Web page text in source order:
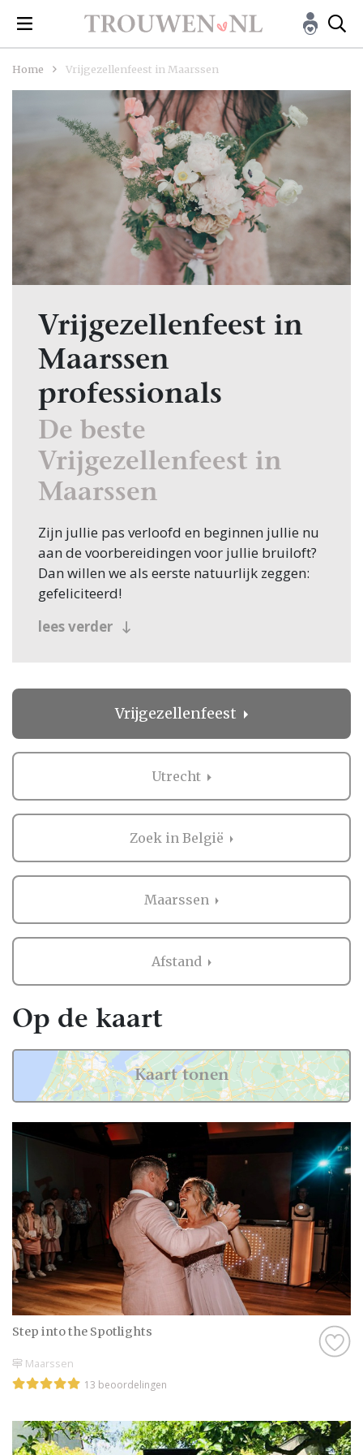
Home Vrijgezellenfeest in Maarssen
Vrijgezellenfeest in
Maarssen
professionals
De beste
Vrijgezellenfeest in
Maarssen
Zijn jullie pas verloofd en beginnen jullie nu
aan de voorbereidingen voor jullie bruiloft?
Dan willen we als eerste natuurlijk zeggen:
gefeliciteerd!
Veel bruidsparen beginnen hun zoektocht
van jullie bruiloft. Bovendien vind je op
Trouwen.nl alle professionals voor je
Voor zowel Vrijgezellenfeest als vele andere
onderdelen voor de bruiloft kan je op
Trouwen.nl veel inspiratie vinden. En heb je
iets gezien dat je aanspreekt? Dan kan je
direct contact opnemen bij de professional
Vrijgezellenfeest in Maarssen
Zaken regelen voor jullie bruiloft is erg
belangrijk. Het is dus niet zo gek dat je
graag eerst ervaringen van andere
bruidsparen leest over Vrijgezellenfeest in
Maarssen. Want zij hebben het live ervaren
en zijn natuurlijk kritische beoordelaars!
Daarom hebben wij bij elke professional op
onze website een beoordeling van echte
bruidsparen staan. Indien deze al
beoordeeld is, natuurlijk. Soms vind je
namelijk ook nieuwe professionals op onze
website, en dan is het misschien wel aan
jullie om de eerste beoordeling te schrijven!
Hoe dan ook, je kunt er zeker van zijn dat je
een geweldige ervaring krijgt met de
Vrijgezellenfeest in Maarssen op onze
professionals die als missie hebben om
jullie een onvergetelijke dag te bezorgen.
Genieten van de leukste Vrijgezellenfeest
in Maarssen
lees verder
Vrijgezellenfeest
Utrecht
Zoek in België
Maarssen
Afstand
Step into the Spotlights
Maarssen
13 beoordelingen
Op de kaart
Kaart tonen